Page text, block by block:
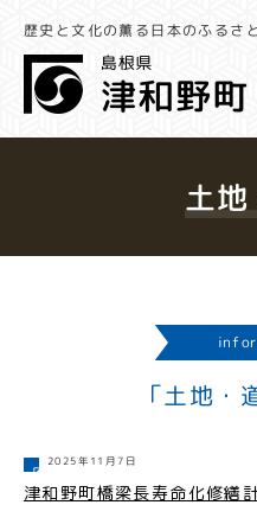
歴史と文化の薫る日本のふるさと
土
「土地・
2025年11月7日
津和野町橋梁長寿命化修繕